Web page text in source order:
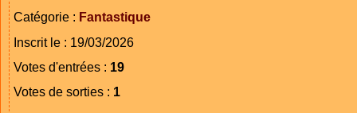
Catégorie : Fantastique
Inscrit le : 19/03/2026
Votes d'entrées : 19
Votes de sorties : 1